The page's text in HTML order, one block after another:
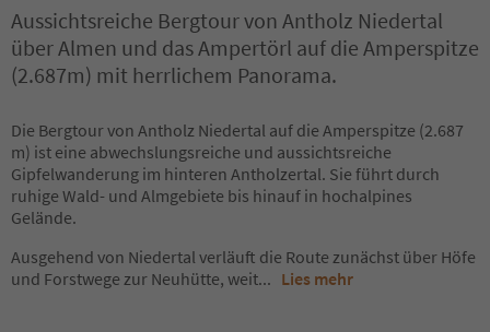
Aussichtsreiche Bergtour von Antholz Niedertal
über Almen und das Ampertörl auf die Amperspitze
(2.687m) mit herrlichem Panorama.
Die Bergtour von Antholz Niedertal auf die Amperspitze (2.687
m) ist eine abwechslungsreiche und aussichtsreiche
Gipfelwanderung im hinteren Antholzertal. Sie führt durch
ruhige Wald- und Almgebiete bis hinauf in hochalpines
Gelände.
Ausgehend von Niedertal verläuft die Route zunächst über Höfe
und Forstwege zur Neuhütte, weit... Lies mehr